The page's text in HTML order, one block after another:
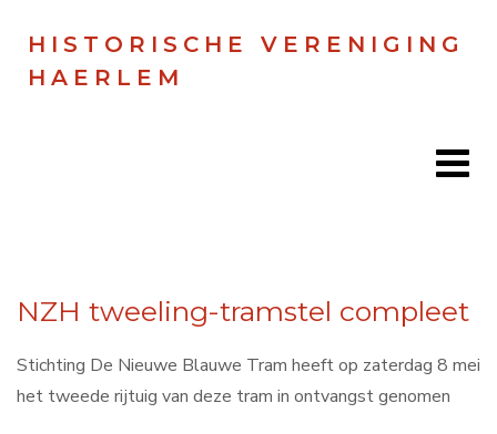
HISTORISCHE VERENIGING
HAERLEM
Doen
Zien
NZH tweeling-tramstel compleet
Stichting De Nieuwe Blauwe Tram heeft op zaterdag 8 mei
het tweede rijtuig van deze tram in ontvangst genomen